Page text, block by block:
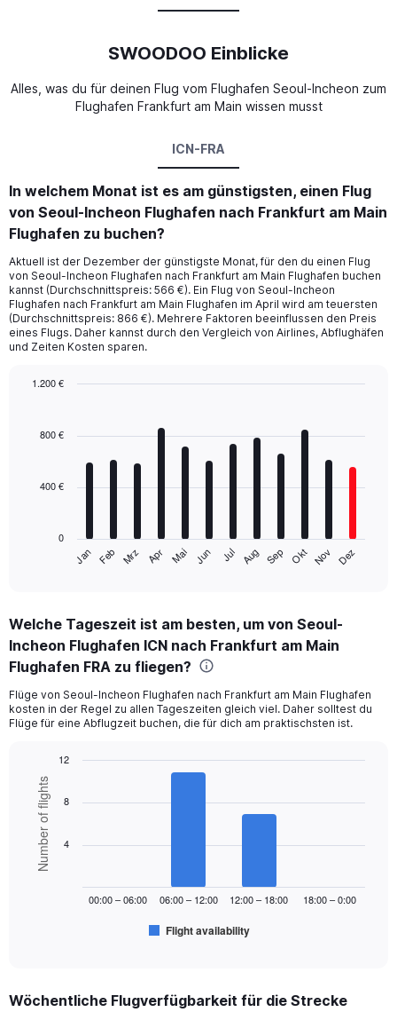
SWOODOO Einblicke
Alles, was du für deinen Flug vom Flughafen Seoul-Incheon zum
Flughafen Frankfurt am Main wissen musst
ICN-FRA
In welchem Monat ist es am günstigsten, einen Flug
von Seoul-Incheon Flughafen nach Frankfurt am Main
Flughafen zu buchen?
Aktuell ist der Dezember der günstigste Monat, für den du einen Flug
von Seoul-Incheon Flughafen nach Frankfurt am Main Flughafen buchen
kannst (Durchschnittspreis: 566 €). Ein Flug von Seoul-Incheon
Flughafen nach Frankfurt am Main Flughafen im April wird am teuersten
(Durchschnittspreis: 866 €). Mehrere Faktoren beeinflussen den Preis
eines Flugs. Daher kannst durch den Vergleich von Airlines, Abflughäfen
und Zeiten Kosten sparen.
with
The
Range:
12
categories.
The
chart
has
1
displaying
values.
Range:
1200.
Jan Feb Mrz Apr Mai Jun Jul Aug Sep Okt Nov Dez
0
400 €
800 €
1.200 €
Welche Tageszeit ist am besten, um von Seoul-
Incheon Flughafen ICN nach Frankfurt am Main
Flughafen FRA zu fliegen?
Flüge von Seoul-Incheon Flughafen nach Frankfurt am Main Flughafen
kosten in der Regel zu allen Tageszeiten gleich viel. Daher solltest du
Flüge für eine Abflugzeit buchen, die für dich am praktischsten ist.
Bar
chart
with
bars.
The
Range:
Chart
graphic.
Number of flights
Flight availability
00:00 – 06:00 06:00 – 12:00 12:00 – 18:00 18:00 – 0:00
4
8
12
Wöchentliche Flugverfügbarkeit für die Strecke